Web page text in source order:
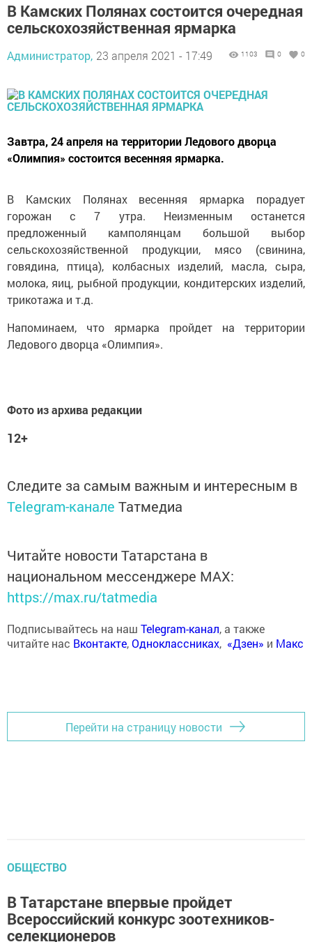
В Камских Полянах состоится очередная
сельскохозяйственная ярмарка
Администратор, 23 апреля 2021 - 17:49 1103 0 0
Завтра, 24 апреля на территории Ледового дворца
«Олимпия» состоится весенняя ярмарка.
В Камских Полянах весенняя ярмарка порадует
горожан с 7 утра. Неизменным останется
предложенный камполянцам большой выбор
сельскохозяйственной продукции, мясо (свинина,
говядина, птица), колбасных изделий, масла, сыра,
молока, яиц, рыбной продукции, кондитерских изделий,
трикотажа и т.д.
Напоминаем, что ярмарка пройдет на территории
Ледового дворца «Олимпия».
Фото из архива редакции
12+
Следите за самым важным и интересным в
Telegram-канале Татмедиа
Читайте новости Татарстана в
национальном мессенджере MАХ:
https://max.ru/tatmedia
Подписывайтесь на наш Telegram-канал, а также
читайте нас Вконтакте,Одноклассниках, «Дзен» и Макс
Перейти на страницу новости
ОБЩЕСТВО
В Татарстане впервые пройдет
Всероссийский конкурс зоотехников-
селекционеров